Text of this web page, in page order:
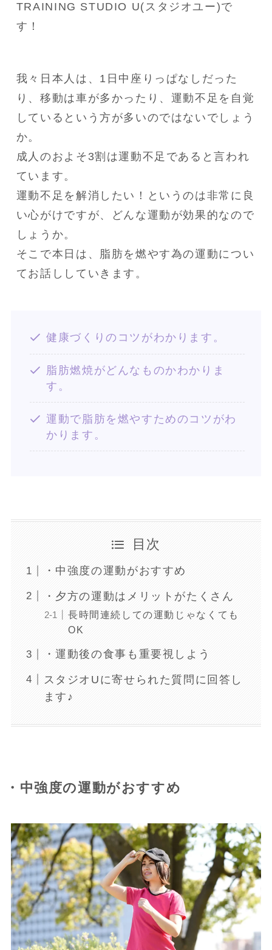
TRAINING STUDIO U(スタジオユー)で
す！
我々日本人は、1日中座りっぱなしだった
り、移動は車が多かったり、運動不足を自覚
しているという方が多いのではないでしょう
か。
成人のおよそ3割は運動不足であると言われ
ています。
運動不足を解消したい！というのは非常に良
い心がけですが、どんな運動が効果的なので
しょうか。
そこで本日は、脂肪を燃やす為の運動につい
てお話ししていきます。
健康づくりのコツがわかります。
脂肪燃焼がどんなものかわかりま
す。
運動で脂肪を燃やすためのコツがわ
かります。
目次
・中強度の運動がおすすめ
・夕方の運動はメリットがたくさん
長時間連続しての運動じゃなくても
OK
・運動後の食事も重要視しよう
スタジオUに寄せられた質問に回答し
ます♪
・中強度の運動がおすすめ